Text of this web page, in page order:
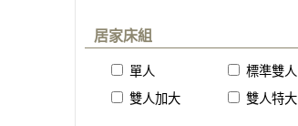
居家床組
單人
標準雙人
雙人加大
雙人特大